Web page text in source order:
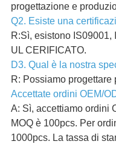
progettazione e
Q2. Esiste una
R:Sì, esistono IS09001,
UL CERIFICATO.
D3. Qual è la nostra
R: Possiamo progettare
Accettate ordini OEM/
A: Sì, accettiamo ordini
MOQ è 100pcs. Per
1000pcs. La tassa di